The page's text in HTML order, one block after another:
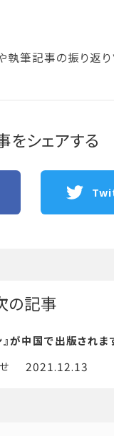
筆記事の振り返
をシェアする
の記事
が中国で出版されま
2021.12.13